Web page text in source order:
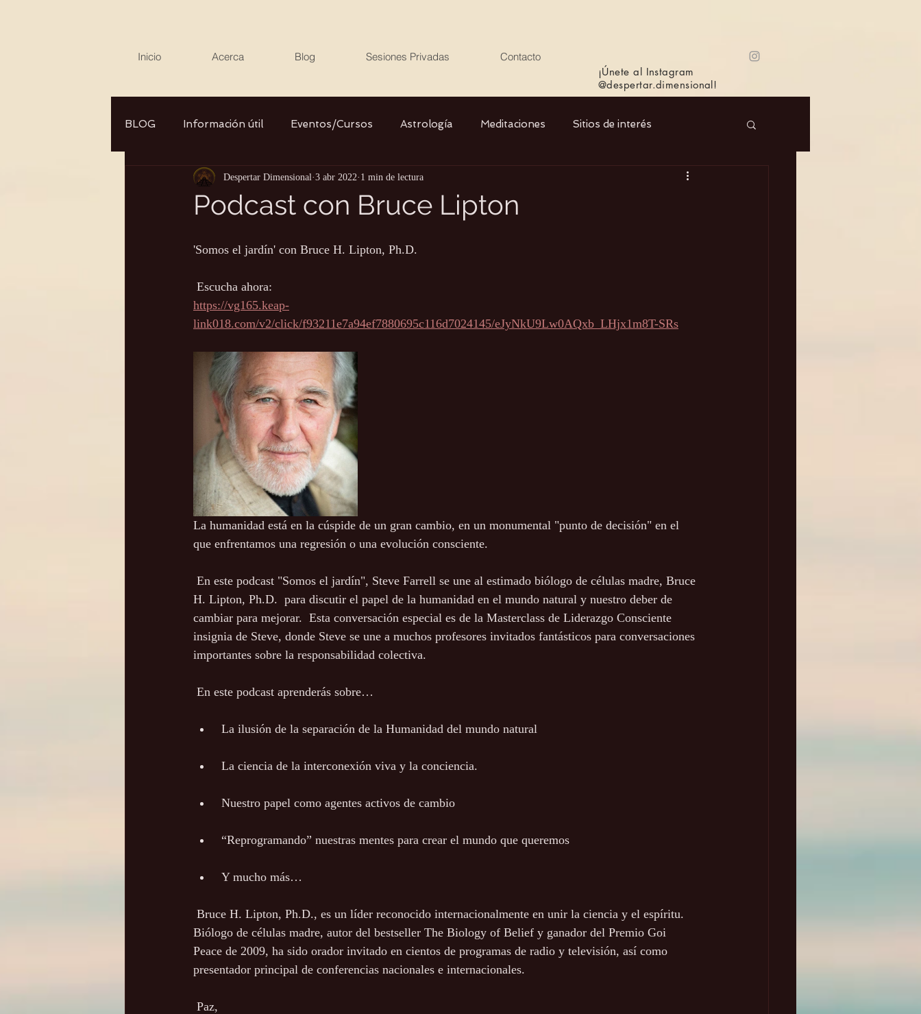
Inicio Acerca Blog Sesiones Privadas
Contacto
¡Únete al Instagram
@despertar.dimensional!
BLOG Información útil Eventos/Cursos Astrología Meditaciones Sitios de interés
Canalizaciones/Entrevistas Libros Cristales Música
Autocuidado Consciencia
Podcast con Bruce Lipton
Despertar Dimensional 3 abr 2022 1 min de lectura
'Somos el jardín' con Bruce H. Lipton, Ph.D.
Escucha ahora:
https://vg165.keap-
link018.com/v2/click/f93211e7a94ef7880695c116d7024145/eJyNkU9Lw0AQxb_LHjx1m8T-SRs
La humanidad está en la cúspide de un gran cambio, en un monumental "punto de decisión" en el
que enfrentamos una regresión o una evolución consciente.
H. Lipton, Ph.D.  para discutir el papel de la humanidad en el mundo natural y nuestro deber de
cambiar para mejorar.  Esta conversación especial es de la Masterclass de Liderazgo Consciente
insignia de Steve, donde Steve se une a muchos profesores invitados fantásticos para conversaciones
importantes sobre la responsabilidad colectiva.
En este podcast aprenderás sobre…
La ilusión de la separación de la Humanidad del mundo natural
La ciencia de la interconexión viva y la conciencia.
Nuestro papel como agentes activos de cambio
“Reprogramando” nuestras mentes para crear el mundo que queremos
Y mucho más…
Biólogo de células madre, autor del bestseller The Biology of Belief y ganador del Premio Goi
Peace de 2009, ha sido orador invitado en cientos de programas de radio y televisión, así como
presentador principal de conferencias nacionales e internacionales.
Paz,